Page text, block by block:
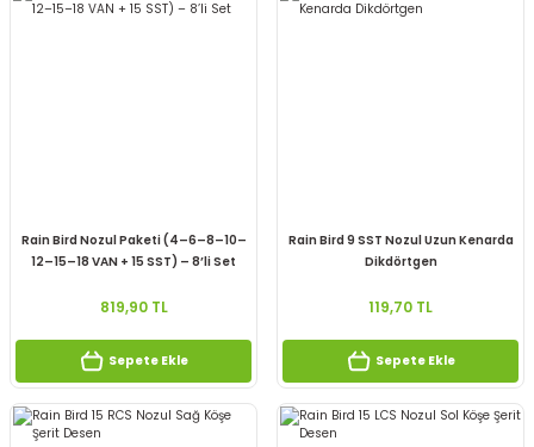
Rain Bird Nozul Paketi (4–6–8–10–
12–15–18 VAN + 15 SST) – 8’li Set
819,90 TL
Sepete Ekle
Rain Bird 9 SST Nozul Uzun Kenarda
Dikdörtgen
119,70 TL
Sepete Ekle